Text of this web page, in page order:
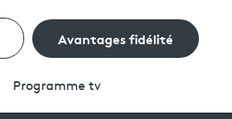
Avantages fidélité
Programme tv